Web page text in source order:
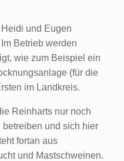
und Eugen
Betrieb werden
wie zum Beispiel ein
(für die
im Landkreis.
Reinharts nur noch
und sich hier
fortan aus
und Mastschweinen.